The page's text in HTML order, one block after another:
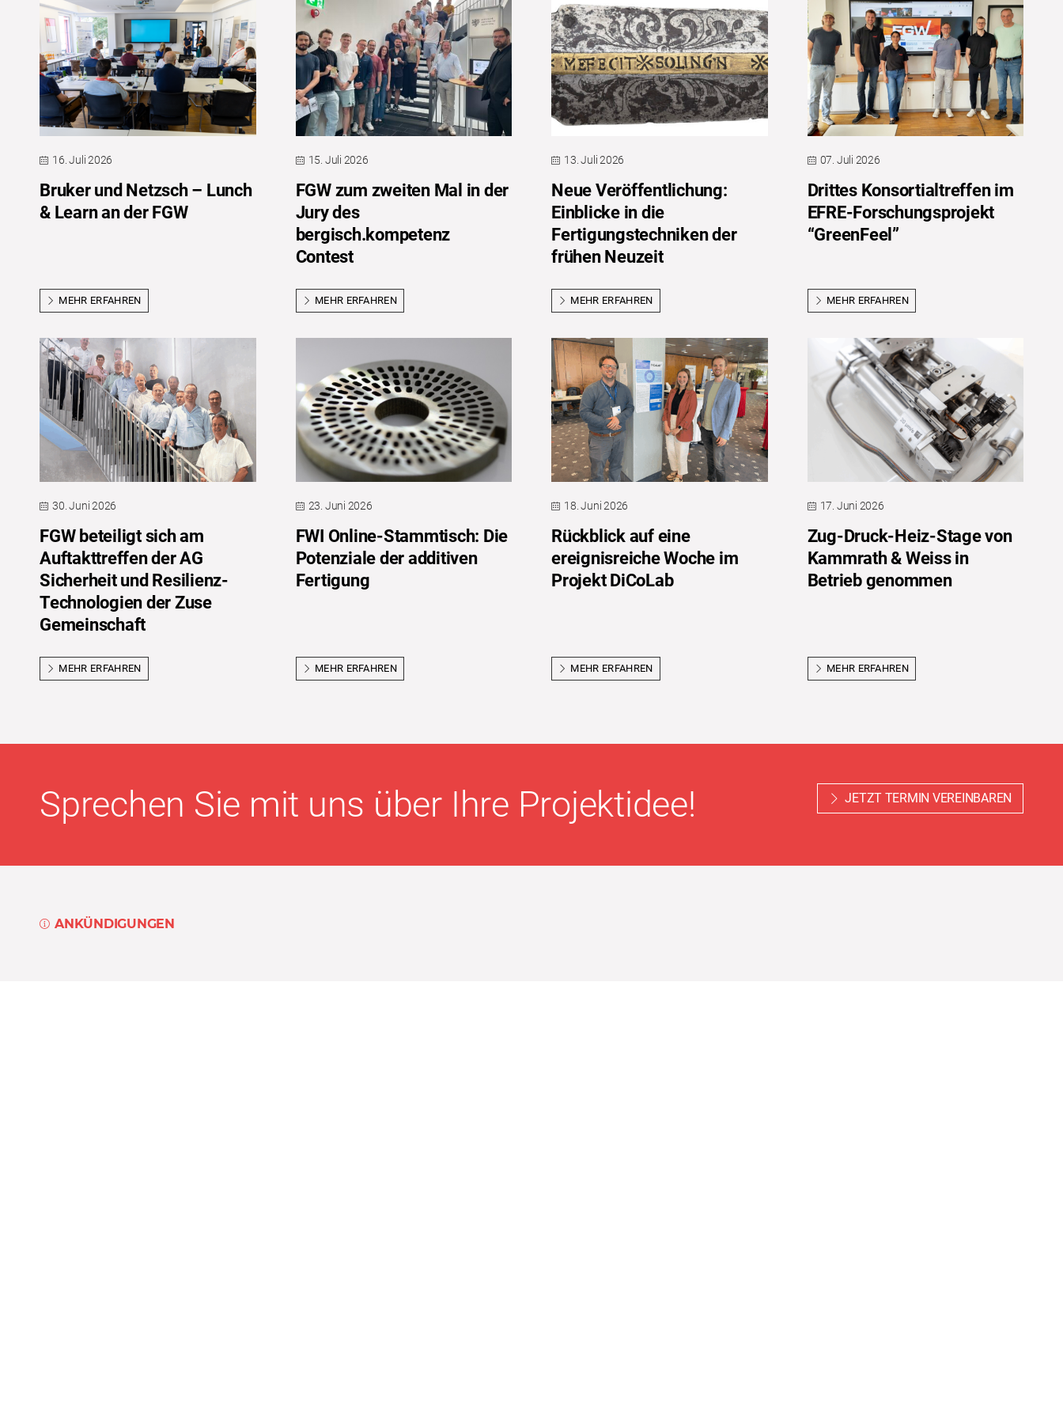
16. Juli 2026
Bruker und Netzsch – Lunch
& Learn an der FGW
MEHR ERFAHREN
15. Juli 2026
FGW zum zweiten Mal in der
Jury des
bergisch.kompetenz
Contest
MEHR ERFAHREN
13. Juli 2026
Neue Veröffentlichung:
Einblicke in die
Fertigungstechniken der
frühen Neuzeit
MEHR ERFAHREN
07. Juli 2026
Drittes Konsortialtreffen im
EFRE-Forschungsprojekt
“GreenFeel”
MEHR ERFAHREN
30. Juni 2026
FGW beteiligt sich am
Auftakttreffen der AG
Sicherheit und Resilienz-
Technologien der Zuse
Gemeinschaft
MEHR ERFAHREN
23. Juni 2026
FWI Online-Stammtisch: Die
Potenziale der additiven
Fertigung
MEHR ERFAHREN
18. Juni 2026
Rückblick auf eine
ereignisreiche Woche im
Projekt DiCoLab
MEHR ERFAHREN
17. Juni 2026
Zug-Druck-Heiz-Stage von
Kammrath & Weiss in
Betrieb genommen
MEHR ERFAHREN
Sprechen Sie mit uns über Ihre Projektidee! JETZT TERMIN VEREINBAREN
ANKÜNDIGUNGEN